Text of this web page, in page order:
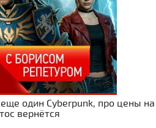
один Cyberpunk, про цены на
вернётся